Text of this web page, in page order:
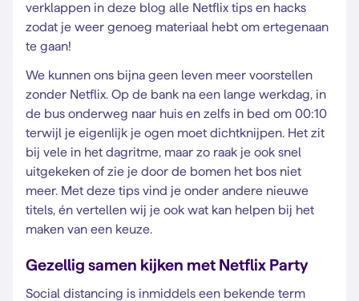
verklappen in deze blog alle Netflix tips en hacks
zodat je weer genoeg materiaal hebt om ertegenaan
te gaan!
We kunnen ons bijna geen leven meer voorstellen
zonder Netflix. Op de bank na een lange werkdag, in
de bus onderweg naar huis en zelfs in bed om 00:10
terwijl je eigenlijk je ogen moet dichtknijpen. Het zit
bij vele in het dagritme, maar zo raak je ook snel
uitgekeken of zie je door de bomen het bos niet
meer. Met deze tips vind je onder andere nieuwe
titels, én vertellen wij je ook wat kan helpen bij het
maken van een keuze.
Gezellig samen kijken met Netflix Party
Social distancing is inmiddels een bekende term